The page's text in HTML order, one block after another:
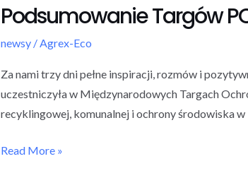
Podsumowanie Targów
newsy/Agrex-Eco
Za nami trzy dni pełne inspiracji, rozmów i
uczestniczyła w Międzynarodowych Targach
recyklingowej, komunalnej i ochrony środowiska
Read More »